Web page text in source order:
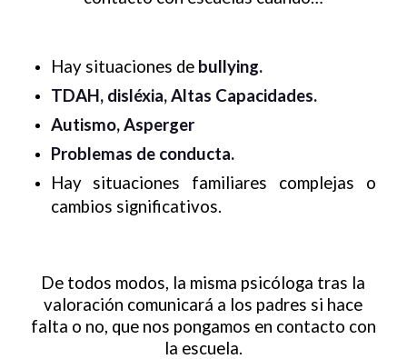
Hay situaciones de bullying.
TDAH, disléxia, Altas Capacidades.
Autismo, Asperger
Problemas de conducta.
Hay situaciones familiares complejas o
cambios significativos.
De todos modos, la misma psicóloga tras la
valoración comunicará a los padres si hace
falta o no, que nos pongamos en contacto con
la escuela.